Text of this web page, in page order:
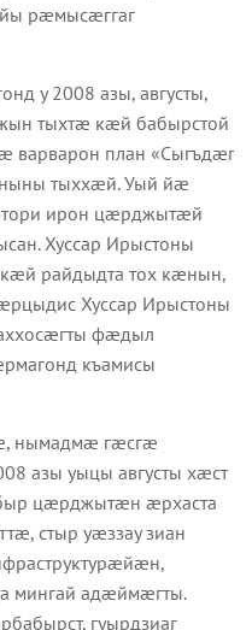
рæмысæггаг
у 2008 азы, августы,
тыхтæ кæй бабырстой
варварон план «Сыгъдæг
тыххæй. Уый йæ
ирон цæрджытæй
Хуссар Ирыстоны
райдыдта тох кæнын,
Хуссар Ирыстоны
фæдыл
къамисы
нымадмæ гæсгæ
азы уыцы августы хæст
цæрджытæн æрхаста
стыр уæззау зиан
мингай адæймæгты.
гуырдзиаг